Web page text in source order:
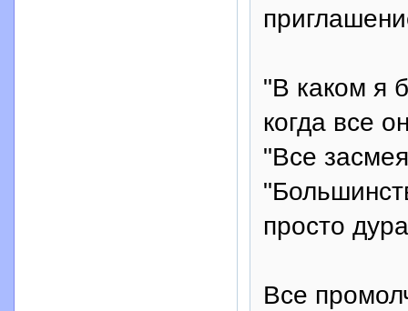
"В каком я
когда все
"Все
просто
Все